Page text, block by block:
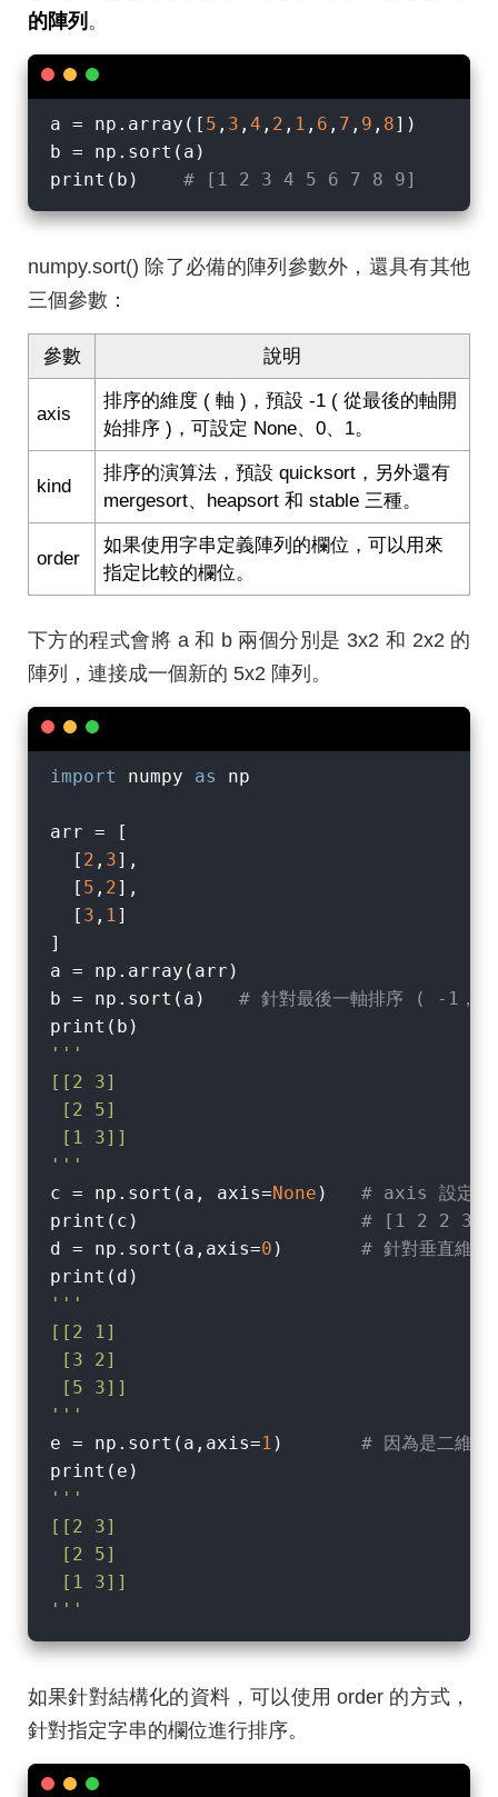
的陣列 。
a = np.array([ 5 , 3 , 4 , 2 , 1 , 6 , 7 , 9 , 8])
b = np.sort(a)
print(b) # [1 2 3 4 5 6 7 8 9]
numpy.sort() 除了必備的陣列參數外，還具有其他
三個參數：
參數 說明
axis
排序的維度 ( 軸 )，預設 -1 ( 從最後的軸開
始排序 )，可設定 None、0、1。
kind
排序的演算法，預設 quicksort，另外還有
mergesort、heapsort 和 stable 三種。
order
如果使用字串定義陣列的欄位，可以用來
指定比較的欄位。
下方的程式會將 a 和 b 兩個分別是 3x2 和 2x2 的
陣列，連接成一個新的 5x2 陣列。
import numpy as np
arr = [
  [
2 , 3],
  [
5 , 2],
  [
3 , 1]
]
a = np.array(arr)
b = np.sort(a) # 針對最後一軸排序 ( -1，
'''
[[2 3]
[2 5]
[1 3]]
'''
c = np.sort(a, axis=None ) # axis 設定
print(c) # [1 2 2 3
d = np.sort(a,axis=0 ) # 針對垂直維
'''
[[2 1]
[3 2]
[5 3]]
'''
e = np.sort(a,axis=1 ) # 因為是二維
'''
[[2 3]
[2 5]
[1 3]]
'''
如果針對結構化的資料，可以使用 order 的方式，
針對指定字串的欄位進行排序。